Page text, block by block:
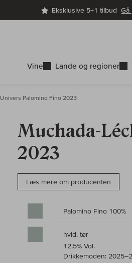
Eksklusive 5+1 tilbudGå
Vine Lande og regioner
Univers Palomino Fino 2023
Muchada-
2023
Læs mere om producenten
Palomino Fino 100%
hvid, tør
12,5% Vol.
Drikkemoden: